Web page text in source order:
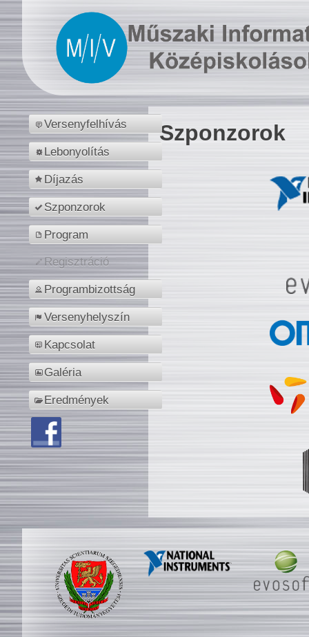
Versenyfelhívás
Lebonyolítás
Díjazás
Szponzorok
Program
Regisztráció
Programbizottság
Versenyhelyszín
Kapcsolat
Galéria
Eredmények
Szponzorok